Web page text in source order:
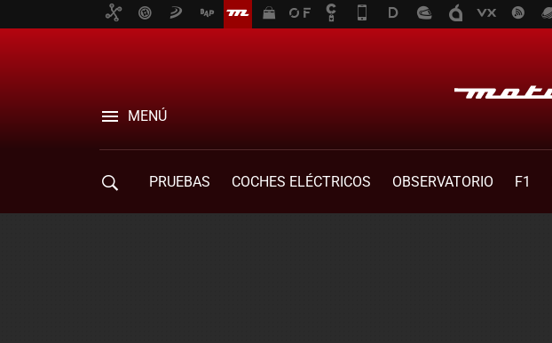
MENÚ
PRUEBAS COCHES ELÉCTRICOS OBSERVATORIO F1